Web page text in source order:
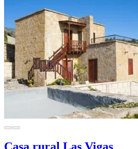
Casa rural Las Vigas